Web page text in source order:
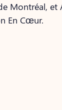
Montréal,
En Cœur.